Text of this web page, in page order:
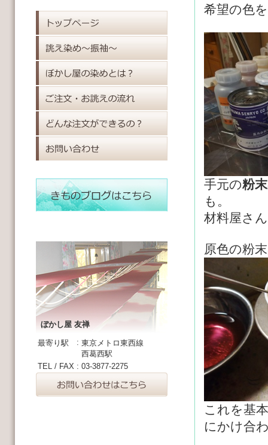
ぼかし屋 友禅
最寄り駅 : 東京メトロ東西線
西葛西駅
TEL / FAX : 03-3877-2275
希望の色
手元の粉
も。
材料屋さ
原色の粉
これを基
にかけ合